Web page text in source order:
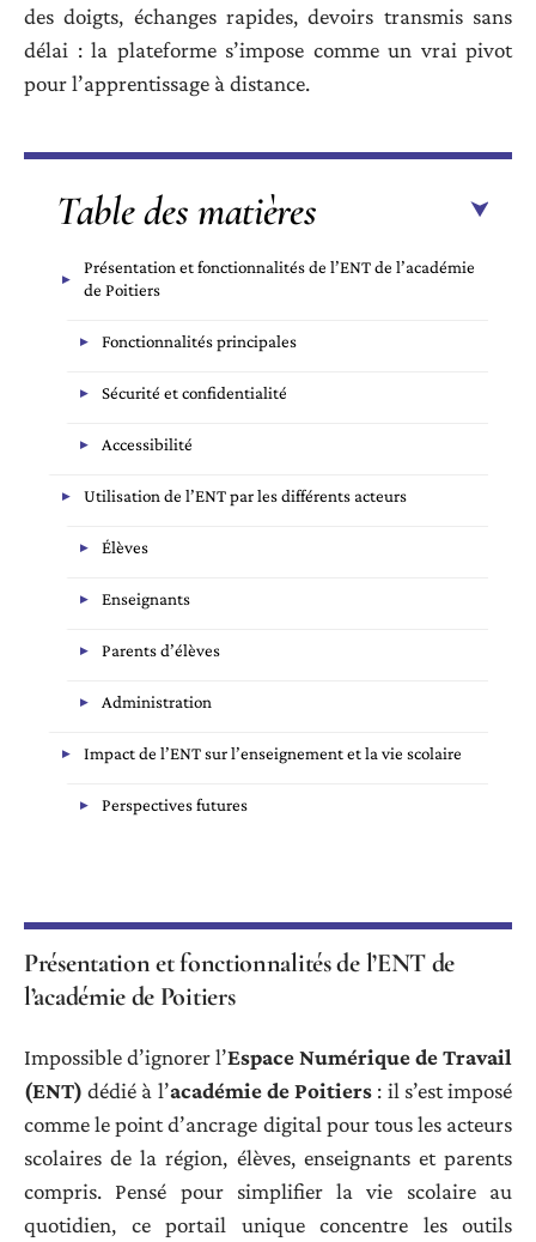
des doigts, échanges rapides, devoirs transmis sans
délai : la plateforme s’impose comme un vrai pivot
pour l’apprentissage à distance.
Table des matières
Présentation et fonctionnalités de l’ENT de l’académie
de Poitiers
Fonctionnalités principales
Sécurité et confidentialité
Accessibilité
Utilisation de l’ENT par les différents acteurs
Élèves
Enseignants
Parents d’élèves
Administration
Impact de l’ENT sur l’enseignement et la vie scolaire
Perspectives futures
Présentation et fonctionnalités de l’ENT de
l’académie de Poitiers
Impossible d’ignorer l’Espace Numérique de Travail
(ENT) dédié à l’académie de Poitiers : il s’est imposé
comme le point d’ancrage digital pour tous les acteurs
scolaires de la région, élèves, enseignants et parents
compris. Pensé pour simplifier la vie scolaire au
quotidien, ce portail unique concentre les outils